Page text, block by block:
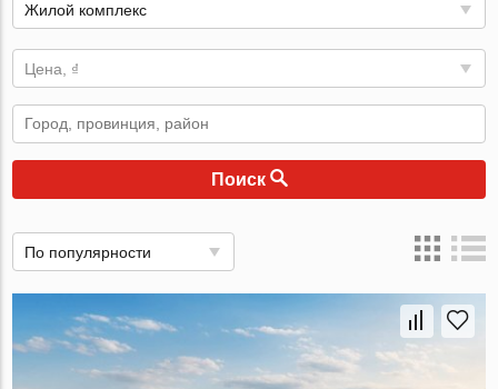
Жилой комплекс
Цена, ₫
Поиск
По популярности